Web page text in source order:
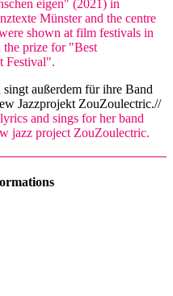
eigen" (2021) in
Münster and the centre
shown at film festivals in
prize for "Best
Festival".
außerdem für ihre Band
Jazzprojekt ZouZoulectric.//
and sings for her band
jazz project ZouZoulectric.